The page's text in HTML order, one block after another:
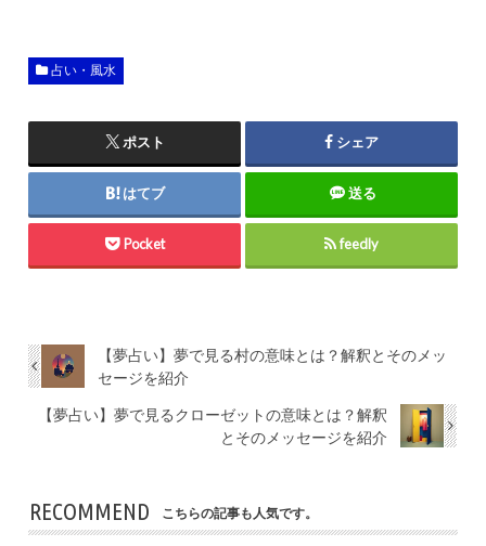
占い・風水
ポスト シェア
はてブ 送る
Pocket feedly
【夢占い】夢で見る村の意味とは？解釈とそのメッ
セージを紹介
【夢占い】夢で見るクローゼットの意味とは？解釈
とそのメッセージを紹介
RECOMMEND こちらの記事も人気です。